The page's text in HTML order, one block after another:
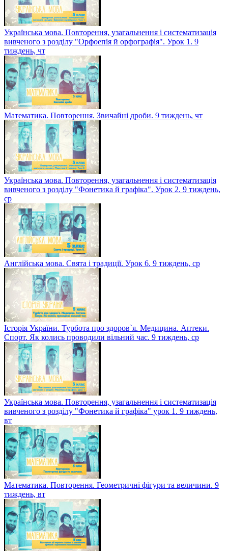
Українська мова. Повторення, узагальнення і систематизація
вивченого з розділу "Орфоепія й орфографія". Урок 1. 9
тиждень, чт
Математика. Повторення. Звичайні дроби. 9 тиждень, чт
Українська мова. Повторення, узагальнення і систематизація
вивченого з розділу "Фонетика й графіка". Урок 2. 9 тиждень,
ср
Англійська мова. Свята і традиції. Урок 6. 9 тиждень, ср
Історія України. Турбота про здоров`я. Медицина. Аптеки.
Спорт. Як колись проводили вільний час. 9 тиждень, ср
Українська мова. Повторення, узагальнення і систематизація
вивченого з розділу "Фонетика й графіка" урок 1. 9 тиждень,
вт
Математика. Повторення. Геометричні фігури та величини. 9
тиждень, вт